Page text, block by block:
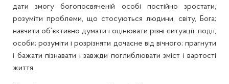
дати змогу богопосвяченій особі постійно зростати,
розуміти проблеми, що стосуються людини, світу, Бога;
навчити об’єктивно думати і оцінювати різні ситуації, події,
особи; розуміти і розрізняти дочасне від вічного; прагнути
і бажати пізнавати і завжди поглиблювати зміст і вартості
життя.